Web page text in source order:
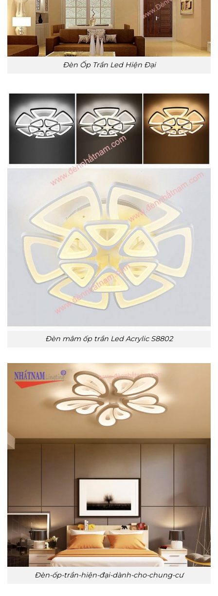
Đèn Ốp Trần Led Hiện Đại
Đèn mâm ốp trần Led Acrylic S8802
Đèn-ốp-trần-hiện-đại-dành-cho-chung-cư